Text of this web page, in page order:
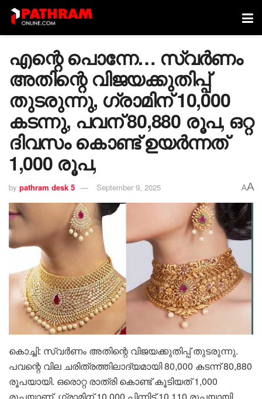
എന്റെ പൊന്നേ… സ്വർണം
അതിന്റെ വിജയക്കുതിപ്പ്
തുടരുന്നു, ഗ്രാമിന് 10,000
കടന്നു, പവന് 80,880 രൂപ, ഒറ്റ
ദിവസം കൊണ്ട് ഉയർന്നത്
1,000 രൂപ,
by pathram desk 5 September 9, 2025 AA
കൊച്ചി: സ്വർണം അതിന്റെ വിജയക്കുതിപ്പ് തുടരുന്നു.
പവന്റെ വില ചരിത്രത്തിലാദ്യമായി 80,000 കടന്ന് 80,880
രൂപയായി. ഒരൊറ്റ രാത്രി കൊണ്ട് കൂടിയത് 1,000
രൂപയാണ്. ഗ്രാമിന് 10,000 പിന്നിട്ട് 10,110 രൂപയായി.